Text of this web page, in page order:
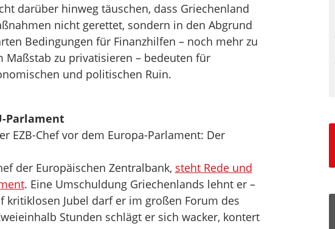
darüber hinweg täuschen, dass Griechenland
nicht gerettet, sondern in den Abgrund
Bedingungen für Finanzhilfen – noch mehr zu
Maßstab zu privatisieren – bedeuten für
und politischen Ruin.
Parlament
EZB-Chef vor dem Europa-Parlament: Der
der Europäischen Zentralbank, steht Rede und
. Eine Umschuldung Griechenlands lehnt er –
kritiklosen Jubel darf er im großen Forum des
Stunden schlägt er sich wacker, kontert